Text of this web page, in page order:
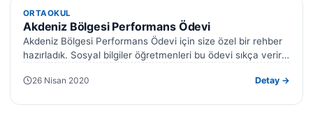
ORTAOKUL
ORTAOKUL
Akdeniz Bölgesi Performans Ödevi
Akdeniz Bölgesi Performans Ödevi için size özel bir rehber
hazırladık. Sosyal bilgiler öğretmenleri bu ödevi sıkça verir.
26 Nisan 2020 Detay →